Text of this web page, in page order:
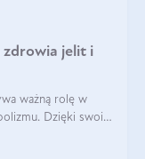
jelit i
ważną rolę w
Dzięki swoim